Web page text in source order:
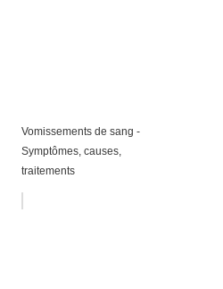
Vomissements de sang -
Symptômes, causes,
traitements